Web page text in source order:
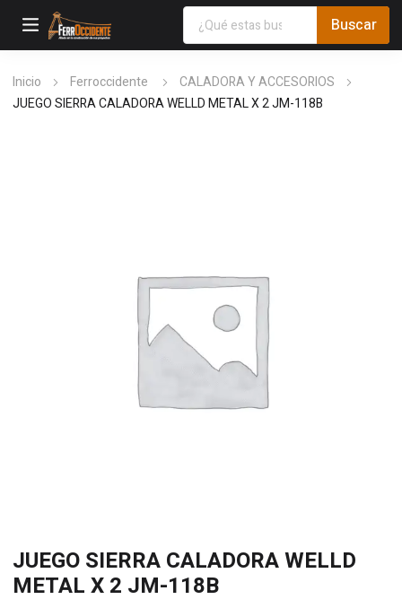
Inicio Ferroccidente
CALADORA Y ACCESORIOS
JUEGO SIERRA CALADORA WELLD METAL X 2 JM-118B
JUEGO SIERRA CALADORA WELLD
METAL X 2 JM-118B